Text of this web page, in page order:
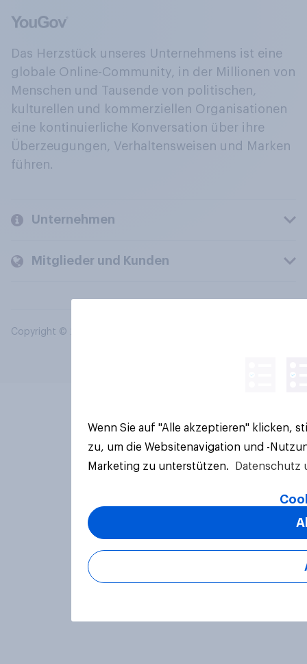
Das Herzstück unseres Unternehmens ist eine
globale Online-Community, in der Millionen von
Menschen und Tausende von politischen,
kulturellen und kommerziellen Organisationen
eine kontinuierliche Konversation über ihre
Überzeugungen, Verhaltensweisen und Marken
führen.
Unternehmen
Mitglieder und Kunden
Copyright © 2026 YouGov PLC. Alle Rechte vorbehalten.
Wenn Sie auf "Alle akzeptieren" klicken,
zu, um die Websitenavigation und -
Marketing zu unterstützen.
Datenschutz